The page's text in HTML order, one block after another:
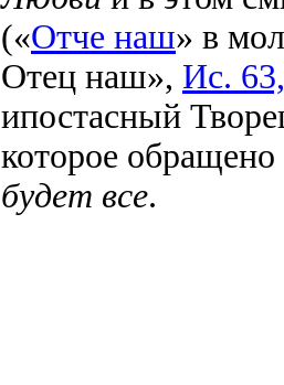
(«Отче наш» в
Отец наш», Ис.
ипостасный
которое
будет все.